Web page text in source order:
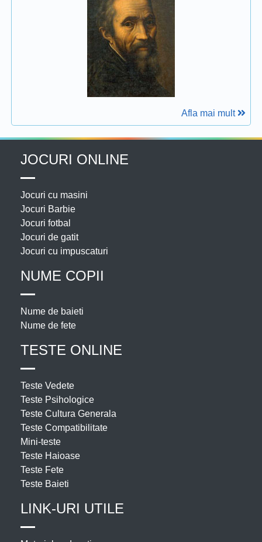
Afla mai mult
JOCURI ONLINE
Jocuri cu masini
Jocuri Barbie
Jocuri fotbal
Jocuri de gatit
Jocuri cu impuscaturi
NUME COPII
Nume de baieti
Nume de fete
TESTE ONLINE
Teste Vedete
Teste Psihologice
Teste Cultura Generala
Teste Compatibilitate
Mini-teste
Teste Haioase
Teste Fete
Teste Baieti
LINK-URI UTILE